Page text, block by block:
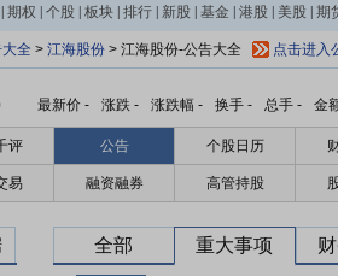
期权 个股 板块 排行 新股 基金 港股 美股 期
全 > 江海股份 > 江海股份-公告大全 点击进入
最新价 - 涨跌 - 涨跌幅 - 换手 - 总手 - 金
评 公告 个股日历
易 融资融券 高管持股
全部 重大事项